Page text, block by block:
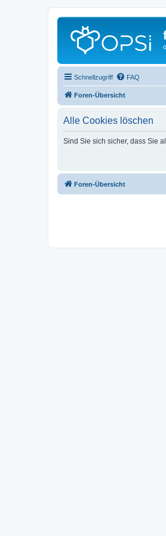
Schnellzugriff FAQ
Foren-Übersicht
Alle Cookies löschen
Sind Sie sich sicher, dass Sie
Foren-Übersicht